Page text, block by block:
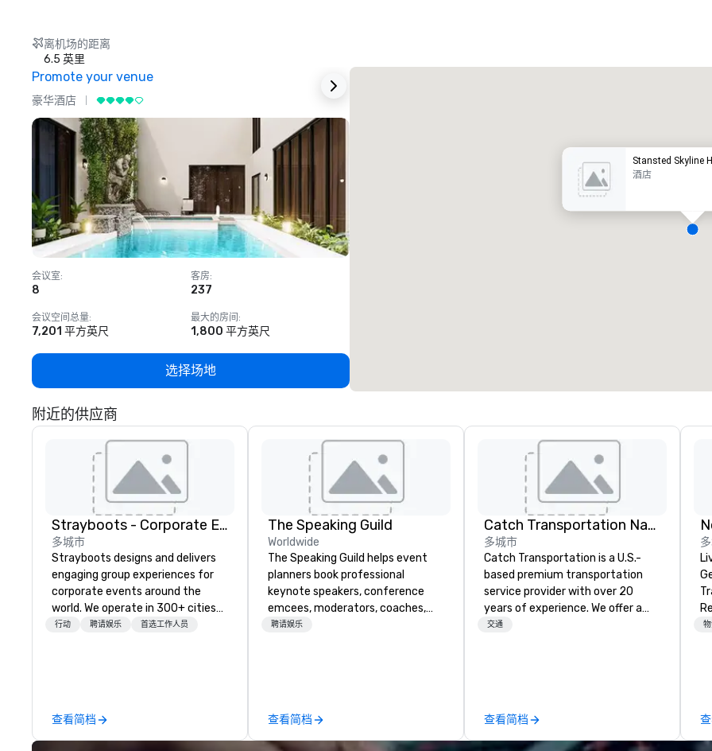
离机场的距离
6.5 英里
Promote your venue
豪华酒店
会议室:
8
客房:
237
会议空间总量:
7,201 平方英尺
最大的房间 :
1,800 平方英尺
选择场地
Stansted Skyline
酒店
附近的供应商
Strayboots - Corporate Events and Team Building Activities
多城市
Strayboots designs and delivers
engaging group experiences for
corporate events around the
world. We operate in 300+ cities
globally, supporting programs for
team-building experiences, CSR
initiatives, conference
行动 聘请娱乐 首选工作人员
查看简档
The Speaking Guild
Worldwide
The Speaking Guild helps event
planners book professional
keynote speakers, conference
emcees, moderators, coaches,
and subject-matter experts for
communication, disability
inclusion, healthcare resilience,
聘请娱乐
查看简档
Catch Transportation Nationwide
多城市
Catch Transportation is a U.S.-
based premium transportation
service provider with over 20
years of experience. We offer a
wide range of travel solutions —
group trips. We are known for our
diverse fleet, nationwide service,
交通
查看简档